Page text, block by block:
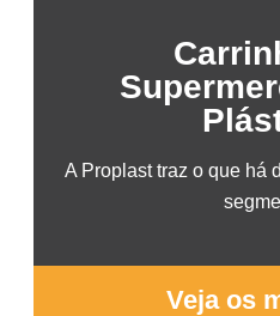
A Proplast traz o que há
Veja os